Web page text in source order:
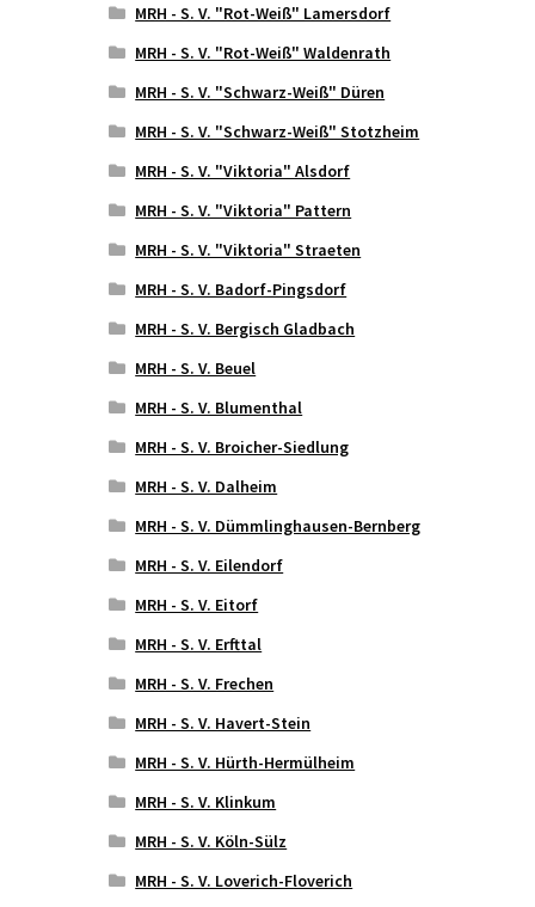
MRH - S. V. "Rot-Weiß" Lamersdorf
MRH - S. V. "Rot-Weiß" Waldenrath
MRH - S. V. "Schwarz-Weiß" Düren
MRH - S. V. "Schwarz-Weiß" Stotzheim
MRH - S. V. "Viktoria" Alsdorf
MRH - S. V. "Viktoria" Pattern
MRH - S. V. "Viktoria" Straeten
MRH - S. V. Badorf-Pingsdorf
MRH - S. V. Bergisch Gladbach
MRH - S. V. Beuel
MRH - S. V. Blumenthal
MRH - S. V. Broicher-Siedlung
MRH - S. V. Dalheim
MRH - S. V. Dümmlinghausen-Bernberg
MRH - S. V. Eilendorf
MRH - S. V. Eitorf
MRH - S. V. Erfttal
MRH - S. V. Frechen
MRH - S. V. Havert-Stein
MRH - S. V. Hürth-Hermülheim
MRH - S. V. Klinkum
MRH - S. V. Köln-Sülz
MRH - S. V. Loverich-Floverich